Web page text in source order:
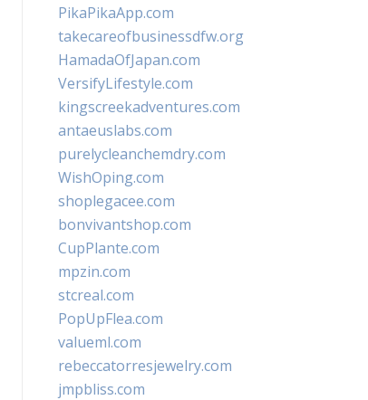
PikaPikaApp.com
takecareofbusinessdfw.org
HamadaOfJapan.com
VersifyLifestyle.com
kingscreekadventures.com
antaeuslabs.com
purelycleanchemdry.com
WishOping.com
shoplegacee.com
bonvivantshop.com
CupPlante.com
mpzin.com
stcreal.com
PopUpFlea.com
valueml.com
rebeccatorresjewelry.com
jmpbliss.com